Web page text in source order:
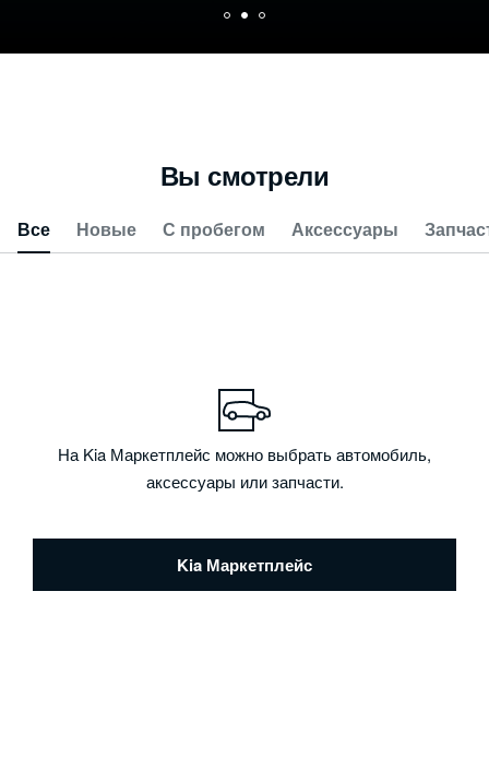
Вы смотрели
Все Новые С пробегом Аксессуары
На Kia Маркетплейс можно выбрать автомобиль,
аксессуары или запчасти.
Kia Маркетплейс